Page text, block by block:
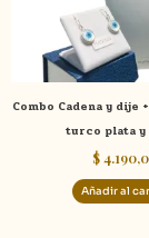
Combo Cadena y dije
turco plata y
$
Añadir al